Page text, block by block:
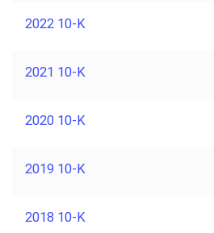
2022 10-K
2021 10-K
2020 10-K
2019 10-K
2018 10-K